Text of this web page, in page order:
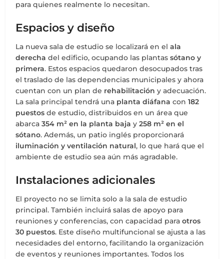
para quienes realmente lo necesitan.
Espacios y diseño
La nueva sala de estudio se localizará en elala
derecha del edificio, ocupando las plantassótano y
primera. Estos espacios quedaron desocupados tras
el traslado de las dependencias municipales y ahora
cuentan con un plan de rehabilitación y adecuación.
La sala principal tendrá una planta diáfana con182
puestos de estudio, distribuidos en un área que
abarca354 m² en la planta baja y258 m² en el
sótano. Además, un patio inglés proporcionará
iluminación y ventilación natural, lo que hará que el
ambiente de estudio sea aún más agradable.
Instalaciones adicionales
El proyecto no se limita solo a la sala de estudio
principal. También incluirá salas de apoyo para
reuniones y conferencias, con capacidad paraotros
30 puestos. Este diseño multifuncional se ajusta a las
necesidades del entorno, facilitando la organización
de eventos y reuniones importantes. Todos los